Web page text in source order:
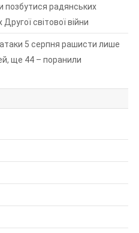
позбутися радянських
світової війни
5 серпня рашисти лише
ще 44 – поранили